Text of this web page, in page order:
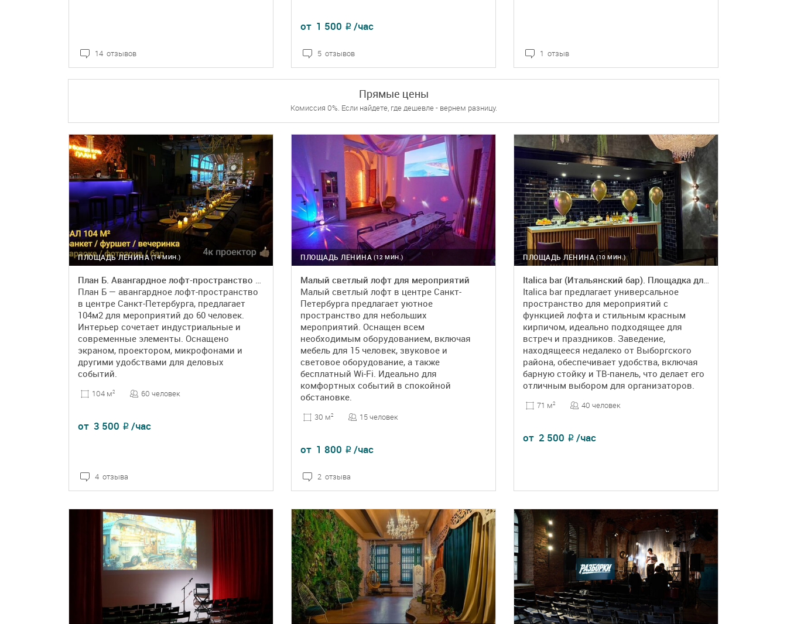
14 отзывов
ПОДРОБНЕЕ БРОНЬ
от 1 500 ₽ /час
5 отзывов
ПОДРОБНЕЕ БРОНЬ
1 отзыв
ПОДРОБНЕЕ БРОНЬ
Прямые цены
Комиссия 0%. Если найдете, где дешевле - вернем разницу.
(14 МИН.)
ПЛОЩАДЬ ЛЕНИНА
План Б. Авангардное лофт-пространство в центре города
План Б — авангардное лофт-пространство
в центре Санкт-Петербурга, предлагает
104м2 для мероприятий до 60 человек.
Интерьер сочетает индустриальные и
современные элементы. Оснащено
экраном, проектором, микрофонами и
другими удобствами для деловых
событий.
104 м2 60 человек
от 3 500 ₽ /час
4 отзыва
(12 МИН.)
ПЛОЩАДЬ ЛЕНИНА
Малый светлый лофт для мероприятий
Малый светлый лофт в центре Санкт-
Петербурга предлагает уютное
пространство для небольших
мероприятий. Оснащен всем
необходимым оборудованием, включая
мебель для 15 человек, звуковое и
световое оборудование, а также
бесплатный Wi-Fi. Идеально для
комфортных событий в спокойной
обстановке.
30 м2 15 человек
от 1 800 ₽ /час
2 отзыва
(10 МИН.)
ПЛОЩАДЬ ЛЕНИНА
Italica bar (Итальянский бар). Площадка для мероприятий в стиле лофт
Italica bar предлагает универсальное
пространство для мероприятий с
функцией лофта и стильным красным
кирпичом, идеально подходящее для
встреч и праздников. Заведение,
находящееся недалеко от Выборгского
района, обеспечивает удобства, включая
барную стойку и ТВ-панель, что делает его
отличным выбором для организаторов.
71 м2 40 человек
от 2 500 ₽ /час